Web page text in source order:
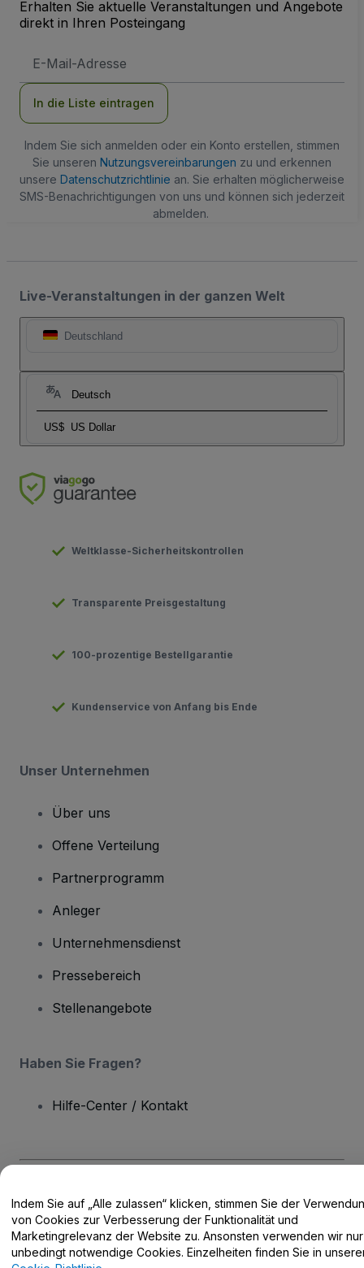
Erhalten Sie aktuelle Veranstaltungen und Angebote
direkt in Ihren Posteingang
Mail-
In die Liste eintragen
Indem Sie sich anmelden oder ein Konto erstellen, stimmen
Sie unseren Nutzungsvereinbarungen zu und erkennen
unsere Datenschutzrichtlinie an. Sie erhalten möglicherweise
SMS-Benachrichtigungen von uns und können sich jederzeit
abmelden.
Live-Veranstaltungen in der ganzen Welt
Deutschland
Deutsch
US$ US Dollar
Weltklasse-Sicherheitskontrollen
Transparente Preisgestaltung
100-prozentige Bestellgarantie
Kundenservice von Anfang bis Ende
Unser Unternehmen
Über uns
Offene Verteilung
Partnerprogramm
Anleger
Unternehmensdienst
Pressebereich
Stellenangebote
Haben Sie Fragen?
Hilfe-Center / Kontakt
Urheberrecht © viagogo GmbH 2026 Angaben zum Unternehmen
Durch die Nutzung dieser Website akzeptieren Sie die
Allgemeinen
Geschäftsbedingungenund dieDatenschutzerklärungsowie die
Cookie-RichtlinieundDatenschutzrichtlinie für Mobilanwendungen
Keine Weitergabe meiner personenbezogenen Daten/Ihre
Indem Sie auf „Alle zulassen“ klicken, stimmen Sie der
von Cookies zur Verbesserung der Funktionalität und
Marketingrelevanz der Website zu. Ansonsten verwenden wir nur
unbedingt notwendige Cookies. Einzelheiten finden Sie in